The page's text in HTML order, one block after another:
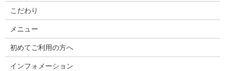
こだわり
メニュー
初めてご利用の方へ
インフォメーション